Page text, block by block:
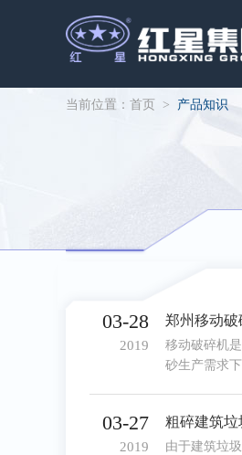
当前位置： 首页 > 产品知识
03-28
2019
郑州移动破
移动破碎机
砂生产需求
03-27
2019
粗碎建筑
由于建筑垃